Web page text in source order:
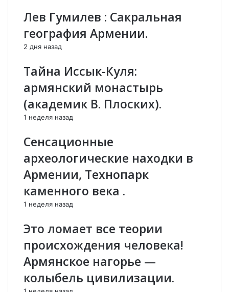
Р
У
в
и
и
и
с
с
и
я
г
в
и
т
о
т
т
н
д
б
р
р
я
е
»
о
п
Лев Гумилев : Сакральная
география Армении.
2 дня назад
Тайна Иссык-Куля:
армянский монастырь
(академик В. Плоских).
1 неделя назад
Сенсационные
археологические находки в
Армении, Технопарк
каменного века .
1 неделя назад
Это ломает все теории
происхождения человека!
Армянское нагорье —
колыбель цивилизации.